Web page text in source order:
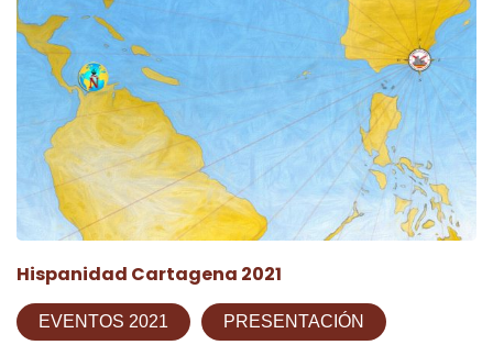
Hispanidad Cartagena 2021
EVENTOS 2021 PRESENTACIÓN